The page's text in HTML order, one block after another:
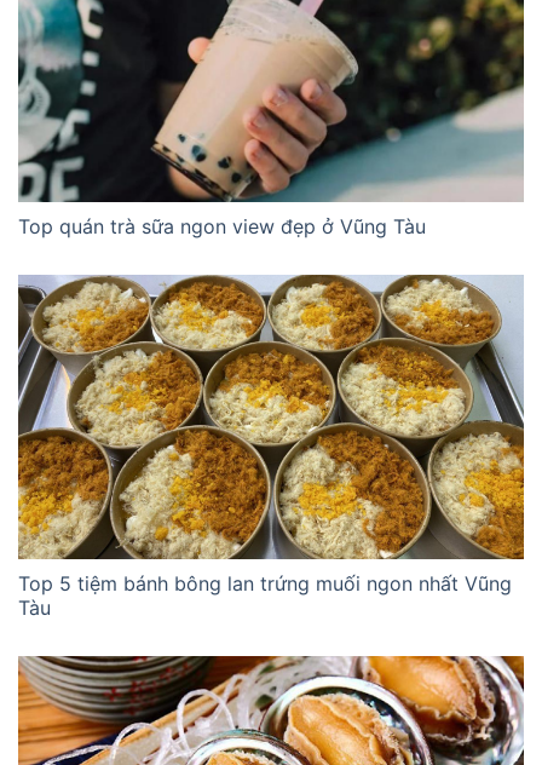
Top quán trà sữa ngon view đẹp ở Vũng Tàu
Top 5 tiệm bánh bông lan trứng muối ngon nhất Vũng
Tàu